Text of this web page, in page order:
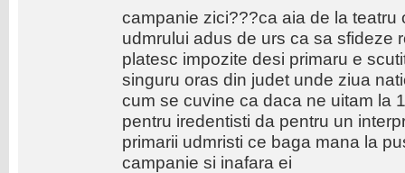
campanie zici???ca aia de la teatru
udmrului adus de urs ca sa sfideze
platesc impozite desi primaru e
singuru oras din judet unde ziua
cum se cuvine ca daca ne uitam la
pentru iredentisti da pentru un
primarii udmristi ce baga mana la
campanie si inafara ei